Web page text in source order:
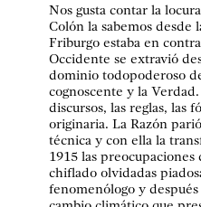
Nos gusta contar la
Colón la sabemos desde
Friburgo estaba en
Occidente se extravió
dominio todopoderoso
cognoscente y la
discursos, las reglas, las
originaria. La Razón
técnica y con ella la
1915 las
chiflado olvidadas
fenomenólogo y